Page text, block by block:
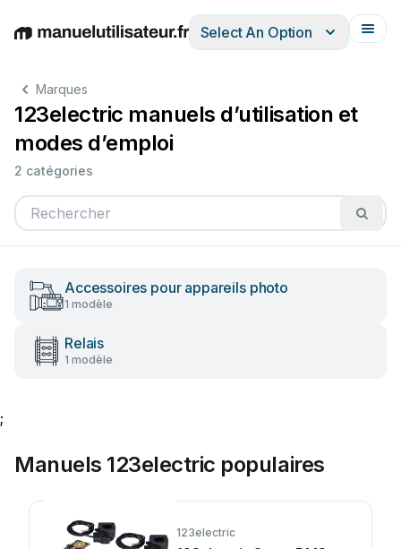
EnglishDeutschEspañolItalianoFrançais
Select An Option
Marques
123electric manuels d’utilisation et
modes d’emploi
2 catégories
Accessoires pour appareils photo
1 modèle
Relais
1 modèle
;
Manuels 123electric populaires
123electric